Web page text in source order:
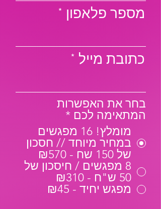
מספר פלאפון
כתובת מייל
בחר את האפשרות
המתאימה לכם *
מומלץ! 16 מפגשים
במחיר מיוחד // חסכון
של 150 שח - ₪570
8 מפגשים / חיסכון של
50 ש"ח - ₪310
מפגש יחיד - ₪45